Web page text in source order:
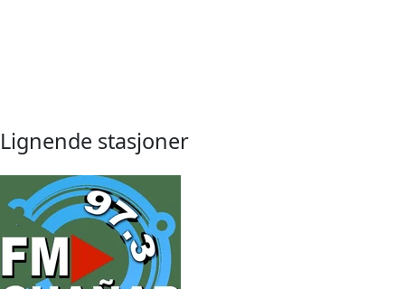
Lignende stasjoner